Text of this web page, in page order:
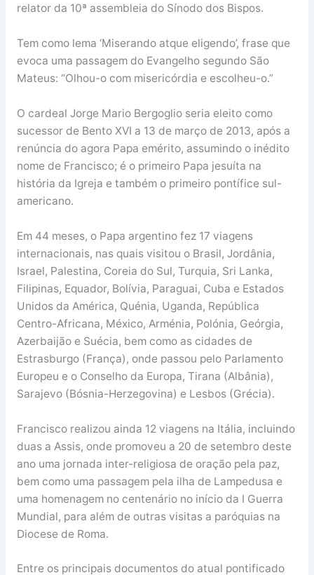
relator da 10ª assembleia do Sínodo dos Bispos.
Tem como lema ‘Miserando atque eligendo’, frase que
evoca uma passagem do Evangelho segundo São
Mateus: “Olhou-o com misericórdia e escolheu-o.”
O cardeal Jorge Mario Bergoglio seria eleito como
sucessor de Bento XVI a 13 de março de 2013, após a
renúncia do agora Papa emérito, assumindo o inédito
nome de Francisco; é o primeiro Papa jesuíta na
história da Igreja e também o primeiro pontífice sul-
americano.
Em 44 meses, o Papa argentino fez 17 viagens
internacionais, nas quais visitou o Brasil, Jordânia,
Israel, Palestina, Coreia do Sul, Turquia, Sri Lanka,
Filipinas, Equador, Bolívia, Paraguai, Cuba e Estados
Unidos da América, Quénia, Uganda, República
Centro-Africana, México, Arménia, Polónia, Geórgia,
Azerbaijão e Suécia, bem como as cidades de
Estrasburgo (França), onde passou pelo Parlamento
Europeu e o Conselho da Europa, Tirana (Albânia),
Sarajevo (Bósnia-Herzegovina) e Lesbos (Grécia).
Francisco realizou ainda 12 viagens na Itália, incluindo
duas a Assis, onde promoveu a 20 de setembro deste
ano uma jornada inter-religiosa de oração pela paz,
bem como uma passagem pela ilha de Lampedusa e
uma homenagem no centenário no início da I Guerra
Mundial, para além de outras visitas a paróquias na
Diocese de Roma.
Entre os principais documentos do atual pontificado